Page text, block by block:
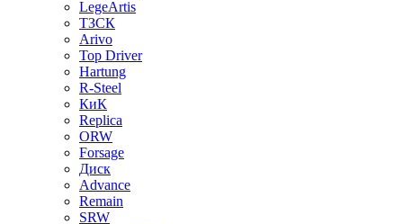
LegeArtis
ТЗСК
Arivo
Top Driver
Hartung
R-Steel
КиК
Replica
ORW
Forsage
Диск
Advance
Remain
SRW